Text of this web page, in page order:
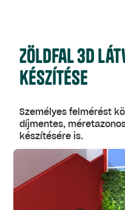
Zöldfal 3d
készítése
Személyes felmérést
díjmentes,
készítésére is.